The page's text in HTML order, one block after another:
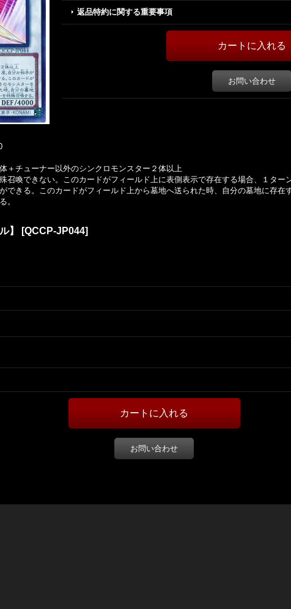
返品特約に関する重要事項
お問い合わせ
＋チューナー以外のシンクロモンスター２体以上
召喚できない。このカードがフィールド上に表側表示で存在する場合、１ター
できる。このカードがフィールド上から墓地へ送られた時、自分の墓地に存在
。
】 [QCCP-JP044]
お問い合わせ